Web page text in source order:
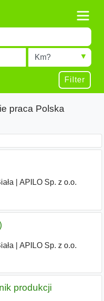
Radius
Filter
praca Polska
APILO Sp. z o.o.
APILO Sp. z o.o.
produkcji